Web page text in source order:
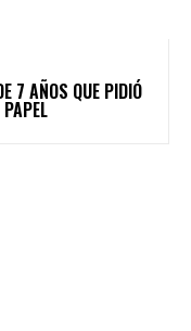
7 AÑOS QUE PIDIÓ